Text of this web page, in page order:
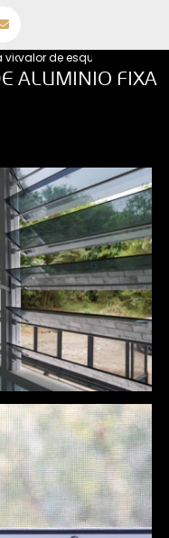
vidro fixo
valor de esquadria de
ALUMINIO FIXA